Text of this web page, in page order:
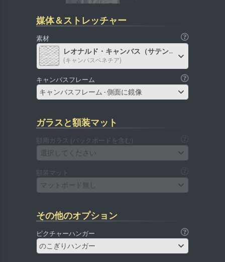
媒体＆ストレッチャー
素材
レオナルド・キャンバス（サテン）
(キャンバスベネチア)
キャンバスフレーム
キャンバスフレーム - 側面に鏡像
ガラスと額装マット
額用ガラス (バックボードを含む)
選択してください
額装マット
マットボード無し
その他のオプション
ピクチャーハンガー
のこぎりハンガー